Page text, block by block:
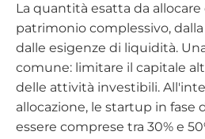
La quantità esatta da allocare
patrimonio complessivo,
dalle esigenze di liquidità.
comune: limitare il capitale
delle attività investibili.
allocazione, le startup in fase
essere comprese tra 30% e